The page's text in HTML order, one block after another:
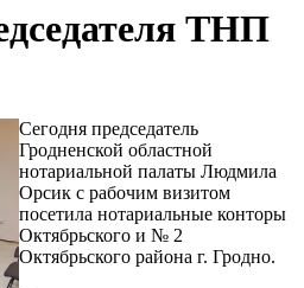
ТНП
Сегодня председатель
Гродненской областной
нотариальной палаты Людмила
Орсик с рабочим визитом
посетила нотариальные конторы
Октябрьского и № 2
Октябрьского района г. Гродно.